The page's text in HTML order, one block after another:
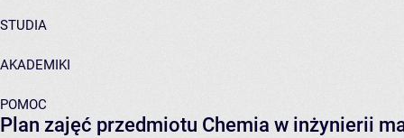
STUDIA
AKADEMIKI
POMOC
Plan zajęć przedmiotu Chemia w inżynierii